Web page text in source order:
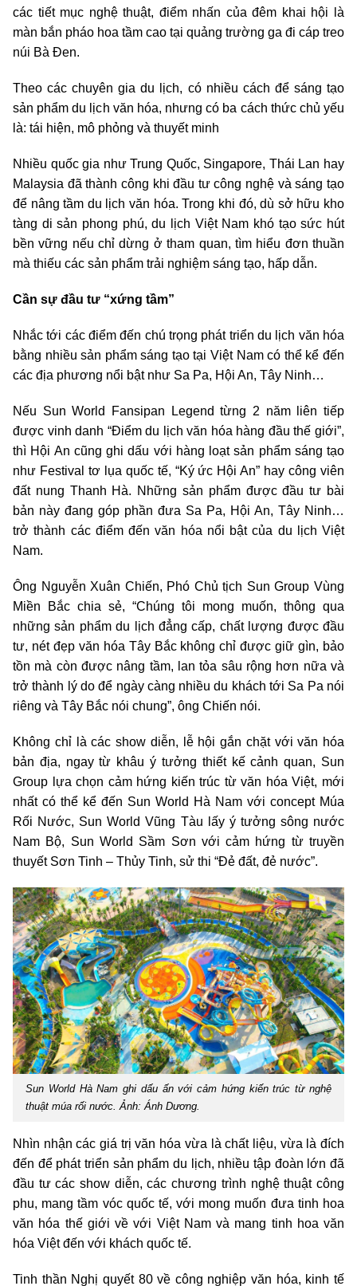
các tiết mục nghệ thuật, điểm nhấn của đêm khai hội là
màn bắn pháo hoa tầm cao tại quảng trường ga đi cáp treo
núi Bà Đen.
Theo các chuyên gia du lịch, có nhiều cách để sáng tạo
sản phẩm du lịch văn hóa, nhưng có ba cách thức chủ yếu
là: tái hiện, mô phỏng và thuyết minh
Nhiều quốc gia như Trung Quốc, Singapore, Thái Lan hay
Malaysia đã thành công khi đầu tư công nghệ và sáng tạo
để nâng tầm du lịch văn hóa. Trong khi đó, dù sở hữu kho
tàng di sản phong phú, du lịch Việt Nam khó tạo sức hút
bền vững nếu chỉ dừng ở tham quan, tìm hiểu đơn thuần
mà thiếu các sản phẩm trải nghiệm sáng tạo, hấp dẫn.
Cần sự đầu tư “xứng tầm”
Nhắc tới các điểm đến chú trọng phát triển du lịch văn hóa
bằng nhiều sản phẩm sáng tạo tại Việt Nam có thể kể đến
các địa phương nổi bật như Sa Pa, Hội An, Tây Ninh…
Nếu Sun World Fansipan Legend từng 2 năm liên tiếp
được vinh danh “Điểm du lịch văn hóa hàng đầu thế giới”,
thì Hội An cũng ghi dấu với hàng loạt sản phẩm sáng tạo
như Festival tơ lụa quốc tế, “Ký ức Hội An” hay công viên
đất nung Thanh Hà. Những sản phẩm được đầu tư bài
bản này đang góp phần đưa Sa Pa, Hội An, Tây Ninh…
trở thành các điểm đến văn hóa nổi bật của du lịch Việt
Nam.
Ông Nguyễn Xuân Chiến, Phó Chủ tịch Sun Group Vùng
Miền Bắc chia sẻ, “Chúng tôi mong muốn, thông qua
những sản phẩm du lịch đẳng cấp, chất lượng được đầu
tư, nét đẹp văn hóa Tây Bắc không chỉ được giữ gìn, bảo
tồn mà còn được nâng tầm, lan tỏa sâu rộng hơn nữa và
trở thành lý do để ngày càng nhiều du khách tới Sa Pa nói
riêng và Tây Bắc nói chung”, ông Chiến nói.
Không chỉ là các show diễn, lễ hội gắn chặt với văn hóa
bản địa, ngay từ khâu ý tưởng thiết kế cảnh quan, Sun
Group lựa chọn cảm hứng kiến trúc từ văn hóa Việt, mới
nhất có thể kể đến Sun World Hà Nam với concept Múa
Rối Nước, Sun World Vũng Tàu lấy ý tưởng sông nước
Nam Bộ, Sun World Sầm Sơn với cảm hứng từ truyền
thuyết Sơn Tinh – Thủy Tinh, sử thi “Đẻ đất, đẻ nước”.
Sun World Hà Nam ghi dấu ấn với cảm hứng kiến trúc từ nghệ
thuật múa rối nước. Ảnh: Ánh Dương.
Nhìn nhận các giá trị văn hóa vừa là chất liệu, vừa là đích
đến để phát triển sản phẩm du lịch, nhiều tập đoàn lớn đã
đầu tư các show diễn, các chương trình nghệ thuật công
phu, mang tầm vóc quốc tế, với mong muốn đưa tinh hoa
văn hóa thế giới về với Việt Nam và mang tinh hoa văn
hóa Việt đến với khách quốc tế.
Tinh thần Nghị quyết 80 về công nghiệp văn hóa, kinh tế